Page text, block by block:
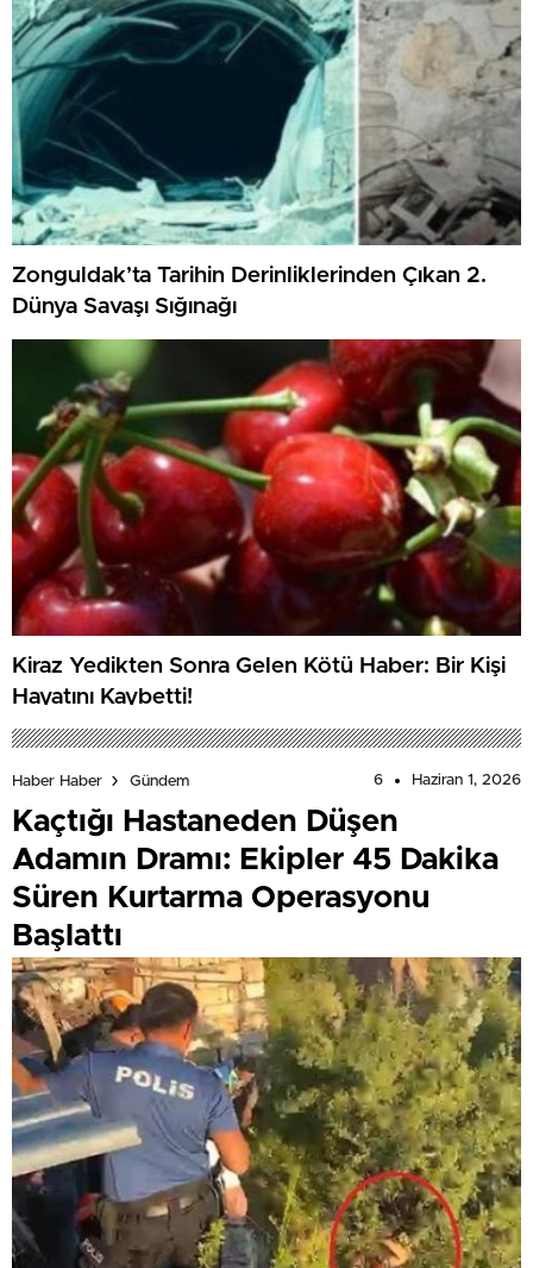
Zonguldak’ta Tarihin Derinliklerinden Çıkan 2.
Dünya Savaşı Sığınağı
Kiraz Yedikten Sonra Gelen Kötü Haber: Bir Kişi
Hayatını Kaybetti!
Haber Haber Gündem 6 Haziran 1, 2026
Kaçtığı Hastaneden Düşen
Adamın Dramı: Ekipler 45 Dakika
Süren Kurtarma Operasyonu
Başlattı